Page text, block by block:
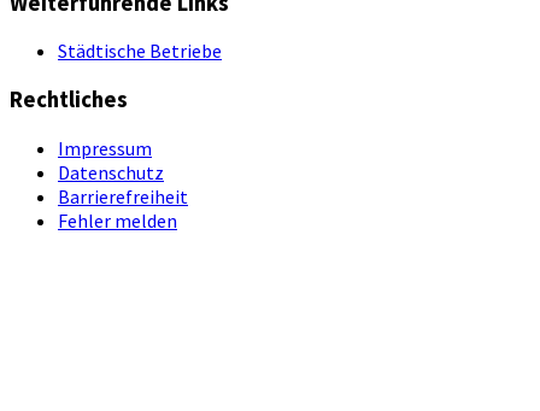
Städtische Betriebe
Rechtliches
Impressum
Datenschutz
Barrierefreiheit
Fehler melden